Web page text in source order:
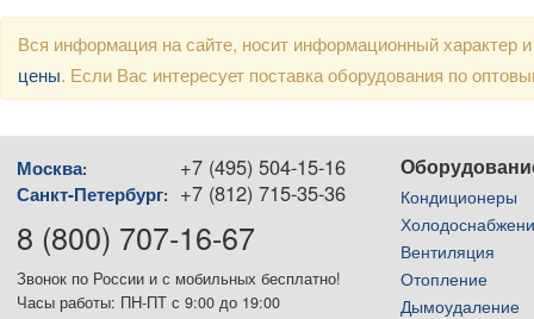
Вся информация на сайте, носит информационный
цены. Если Вас интересует поставка оборудования по
Москва: +7 (495) 504-15-16
Санкт-Петербург: +7 (812) 715-35-36
8 (800) 707-16-67
Звонок по России и с мобильных бесплатно!
Часы работы: ПН-ПТ с 9:00 до 19:00
Кондиционеры
Вентиляция
Отопление
Дымоудаление